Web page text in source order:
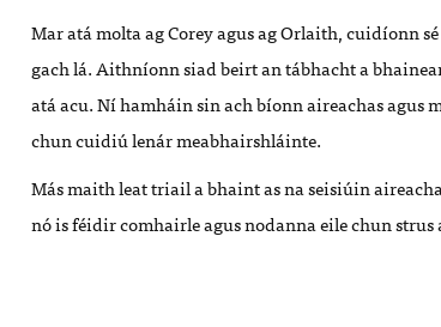
Mar atá molta ag Corey agus ag Orlaith, cuidíonn
gach lá. Aithníonn siad beirt an tábhacht a
atá acu. Ní hamháin sin ach bíonn aireachas agus
chun cuidiú lenár meabhairshláinte.
Más maith leat triail a bhaint as na seisiúin
nó is féidir comhairle agus nodanna eile chun